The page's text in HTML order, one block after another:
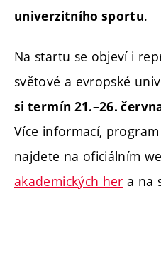
univerzitního sportu.
Na startu se objeví i
světové a evropské
si termín 21.–26.
Více informací,
najdete na oficiálním
akademických her a na